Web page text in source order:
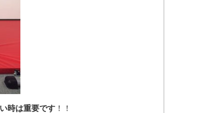
時は重要です ！！